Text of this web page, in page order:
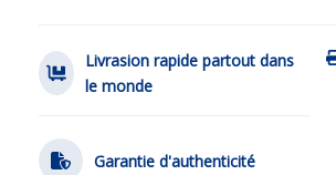
Livrasion rapide partout dans
le monde
Garantie d'authenticité